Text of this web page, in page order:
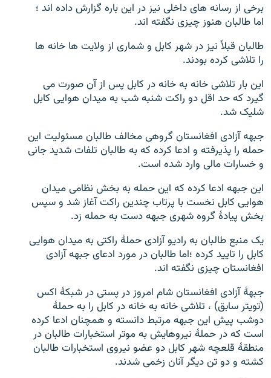
برخی از رسانه های داخلی نیز در این باره گزارش داده اند ؛
اما طالبان هنوز چیزی نگفته اند.
طالبان قبلاً نیز در شهر کابل و شماری از ولایت ها خانه ها
را تلاشی کرده بودند.
این بار تلاشی خانه به خانه در کابل پس از آن صورت می
گیرد که حد اقل دو راکت شنبه شب به میدان هوایی کابل
شلیک شد.
جبهه آزادی افغانستان گروهی مخالف طالبان مسئولیت این
حمله را پذیرفته و ادعا کرده که به طالبان تلفات شدید جانی
و خسارات مالی وارد شده است.
این جبهه ادعا کرده که این حمله به بخش نظامی میدان
هوایی کابل نخست با پرتاب چندین راکت آغاز شد و سپس
بخش پیادۀ گروه شهری جبهه دست به حمله زد.
یک منبع طالبان به رادیو آزادی حملۀ راکتی به میدان هوایی
کابل را تایید کرده ؛اما طالبان در مورد ادعای جبهه آزادی
افغانستان چیزی نگفته اند.
جبهۀ آزادی افغانستان شام امروز در پستی در شبکۀ اکس
(تویتر سابق) ، تلاشی خانه به خانه در کابل را به حملۀ
دوشب پیش این جبهه مرتبط دانسته و همچنان ادعا کرده
است که در حملۀ نیروهایش به موتر استخبارات طالبان در
منطقۀ قلعچه شهر کابل دو عضو نیروی استخبارات طالبان
کشته و دو تن دیگر آنان زخمی شدند.